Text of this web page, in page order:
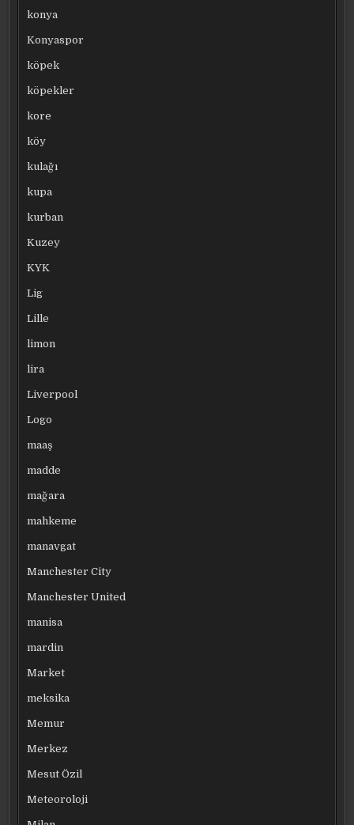
konya
Konyaspor
köpek
köpekler
kore
köy
kulağı
kupa
kurban
Kuzey
KYK
Lig
Lille
limon
lira
Liverpool
Logo
maaş
madde
mağara
mahkeme
manavgat
Manchester City
Manchester United
manisa
mardin
Market
meksika
Memur
Merkez
Mesut Özil
Meteoroloji